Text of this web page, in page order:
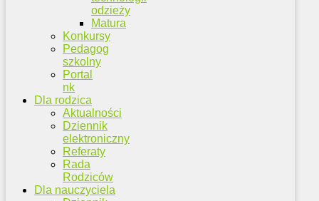
odzieży
Matura
Konkursy
Pedagog
szkolny
Portal
nk
Dla rodzica
Aktualności
Dziennik
elektroniczny
Referaty
Rada
Rodziców
Dla nauczyciela